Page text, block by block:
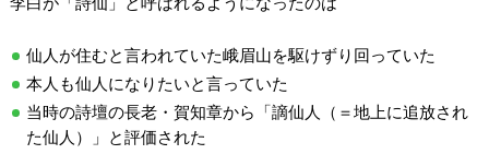
仙人が住むと言われていた峨眉山を駆けずり回っていた
本人も仙人になりたいと言っていた
当時の詩壇の長老・賀知章から「謫仙人（＝地上に追放され
た仙人）」と評価された